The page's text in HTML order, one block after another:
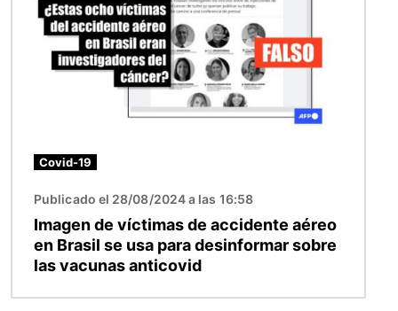
Covid-19
Publicado el 28/08/2024 a las 16:58
Imagen de víctimas de accidente aéreo
en Brasil se usa para desinformar sobre
las vacunas anticovid